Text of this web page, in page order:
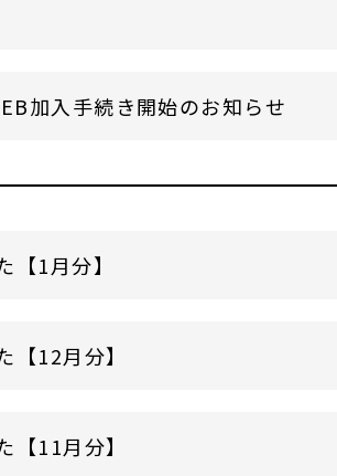
加入手続き開始のお知らせ
1月分】
【12月分】
【11月分】